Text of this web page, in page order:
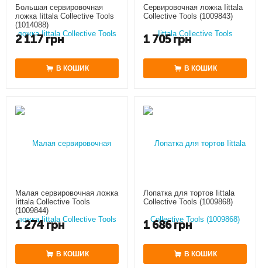
Большая сервировочная
ложка Iittala Collective Tools
(1014088)
2 117 грн
В КОШИК
Сервировочная ложка Iittala
Collective Tools (1009843)
1 705грн
В КОШИК
Малая сервировочная ложка
Iittala Collective Tools
(1009844)
1 274грн
В КОШИК
Лопатка для тортов Iittala
Collective Tools (1009868)
1 686грн
В КОШИК